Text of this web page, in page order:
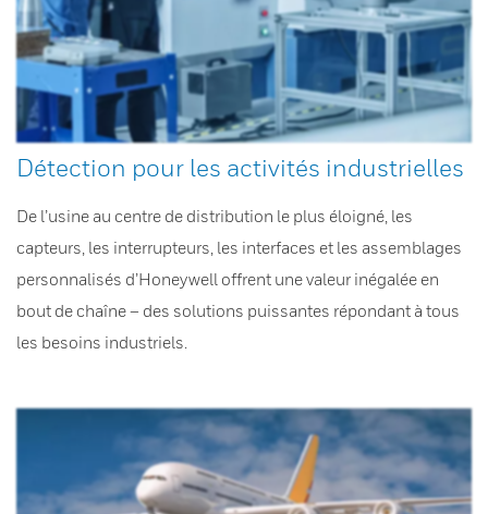
Détection pour les activités industrielles
De l’usine au centre de distribution le plus éloigné, les
capteurs, les interrupteurs, les interfaces et les assemblages
personnalisés d’Honeywell offrent une valeur inégalée en
bout de chaîne – des solutions puissantes répondant à tous
les besoins industriels.